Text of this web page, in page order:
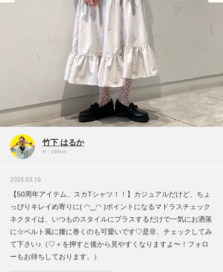
竹下 はるか
H：160cm
2026.03.19
【50周年アイテム、スカTシャツ！！】カジュアルだけど、ちょ
っぴりキレイめ寄りに( ◠‿◠ )ポイントになるマドラスチェック
ネクタイは、いつものスタイルにプラスするだけで一気にお洒落
に☆ベルト風に腰に巻くのも可愛いです♡是非、チェックしてみ
て下さい♪（♡＋を押すと後から見やすくなりますよ〜！フォロ
ーもお待ちしております︎。）